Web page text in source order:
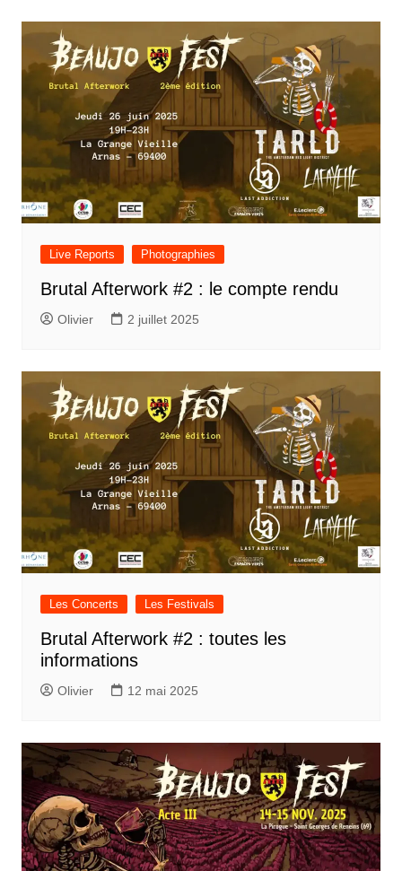
Live Reports Photographies
Brutal Afterwork #2 : le compte rendu
Olivier 2 juillet 2025
Les Concerts Les Festivals
Brutal Afterwork #2 : toutes les
informations
Olivier 12 mai 2025